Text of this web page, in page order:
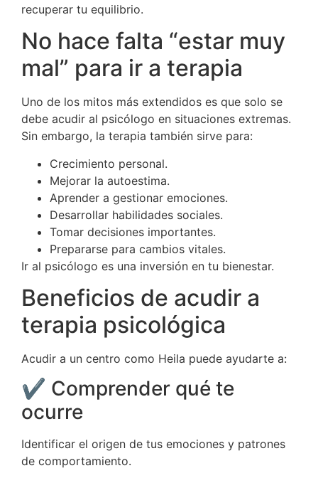
recuperar tu equilibrio.
No hace falta “estar muy
mal” para ir a terapia
Uno de los mitos más extendidos es que solo se
debe acudir al psicólogo en situaciones extremas.
Sin embargo, la terapia también sirve para:
Crecimiento personal.
Mejorar la autoestima.
Aprender a gestionar emociones.
Desarrollar habilidades sociales.
Tomar decisiones importantes.
Prepararse para cambios vitales.
Ir al psicólogo es una inversión en tu bienestar.
Beneficios de acudir a
terapia psicológica
Acudir a un centro como Heila puede ayudarte a:
✔ Comprender qué te
ocurre
Identificar el origen de tus emociones y patrones
de comportamiento.